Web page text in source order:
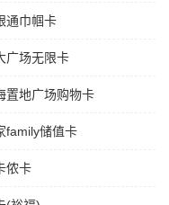
通巾帼卡
广场无限卡
置地广场购物卡
family储值卡
侬卡